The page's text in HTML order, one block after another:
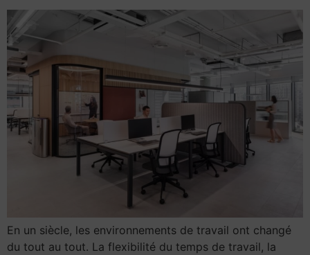
En un siècle, les environnements de travail ont changé
du tout au tout. La flexibilité du temps de travail, la